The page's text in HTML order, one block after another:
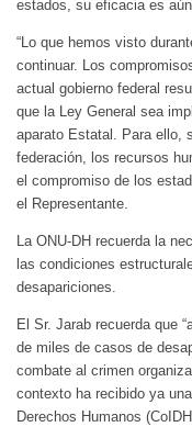
estados, su eficacia es
“Lo que hemos visto
continuar. Los
actual gobierno federal
que la Ley General sea
aparato Estatal. Para ello,
federación, los recursos
el compromiso de los
el Representante.
La ONU-DH recuerda la
las condiciones
desapariciones.
El Sr. Jarab recuerda que
de miles de casos de
combate al crimen
contexto ha recibido ya
Derechos Humanos